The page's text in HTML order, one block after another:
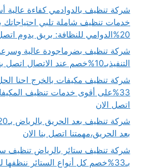
شركة تنظيف بالدوادمي كفاءة عالية
خدمات تنظيف شاملة تلبي احتياجاتك
20%الدوامي للنظافة: بريق يدوم اتصل بنا الان
شركة تنظيف بضرماجودة عالية
التنفيذبـ10%خصم عند الاتصال اتصل بنا الان
شركة تنظيف مكيفات بالخرج احنا
اتصل الان
بعد الحريق،مهمتنا اتصل بنا الان
شركة تنظيف ستائر بالرياض تنظيف
بـ33%خصم كل أنواع الستائر ننظفها لك